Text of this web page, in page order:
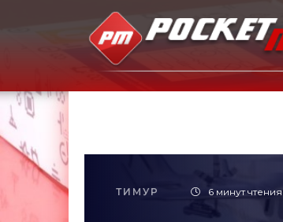
ТИМУР 6 минут чтения